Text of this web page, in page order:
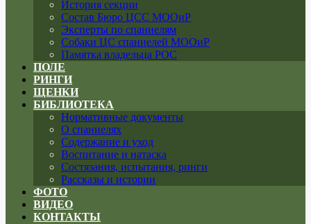
История секции
Состав Бюро ЦСС МООиР
Эксперты по спаниелям
Собаки ЦС спаниелей МООиР
Памятка владельца РОС
ПОЛЕ
РИНГИ
ЩЕНКИ
БИБЛИОТЕКА
Нормативные документы
О спаниелях
Содержание и уход
Воспитание и натаска
Состязания, испытания, ринги
Рассказы и истории
ФОТО
ВИДЕО
КОНТАКТЫ